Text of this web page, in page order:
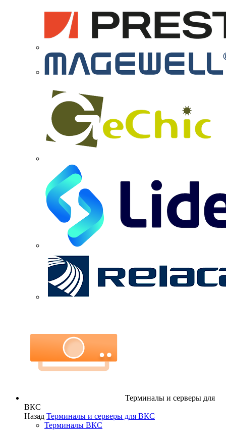
Терминалы и серверы для
ВКС
Назад Терминалы и серверы для ВКС
Терминалы ВКС